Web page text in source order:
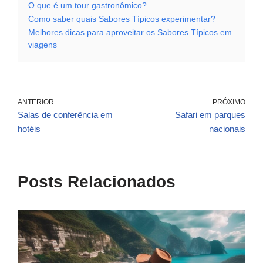
O que é um tour gastronômico?
Como saber quais Sabores Típicos experimentar?
Melhores dicas para aproveitar os Sabores Típicos em
viagens
ANTERIOR
Salas de conferência em
hotéis
PRÓXIMO
Safari em parques
nacionais
Posts Relacionados